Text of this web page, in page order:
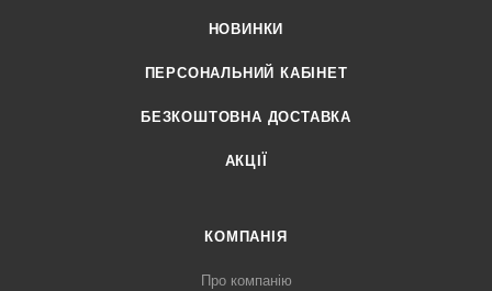
НОВИНКИ
ПЕРСОНАЛЬНИЙ КАБІНЕТ
БЕЗКОШТОВНА ДОСТАВКА
АКЦІЇ
КОМПАНІЯ
Про компанію